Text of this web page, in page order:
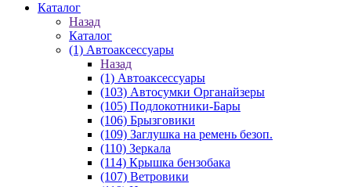
Каталог
Назад
Каталог
(1) Автоаксессуары
Назад
(1) Автоаксессуары
(103) Автосумки Органайзеры
(105) Подлокотники-Бары
(106) Брызговики
(109) Заглушка на ремень безоп.
(110) Зеркала
(114) Крышка бензобака
(107) Ветровики